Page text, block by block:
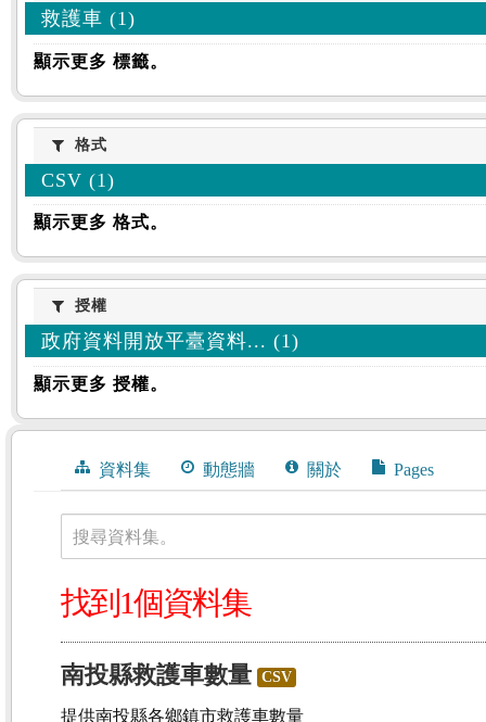
救護車 (1)
顯示更多 標籤。
格式格式
CSV (1)
顯示更多 格式。
授權授權
政府資料開放平臺資料... (1)
顯示更多 授權。
資料集 動態牆 關於 Pages
搜尋資料集。
找到1個資料集
南投縣救護車數量 CSV
提供南投縣各鄉鎮市救護車數量